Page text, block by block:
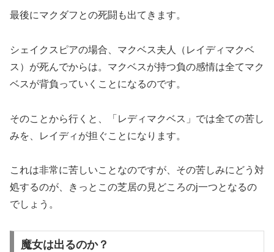
最後にマクダフとの死闘も出てきます。
シェイクスピアの場合、マクベス夫人（レイディマクベ
ス）が死んでからは。マクベスが持つ負の感情は全てマク
ベスが背負っていくことになるのです。
そのことから行くと、「レディマクベス」では全ての苦し
みを、レイディが担ぐことになります。
これは非常に苦しいことなのですが、その苦しみにどう対
処するのが、きっとこの芝居の見どころのj一つとなるの
でしょう。
魔女は出るのか？